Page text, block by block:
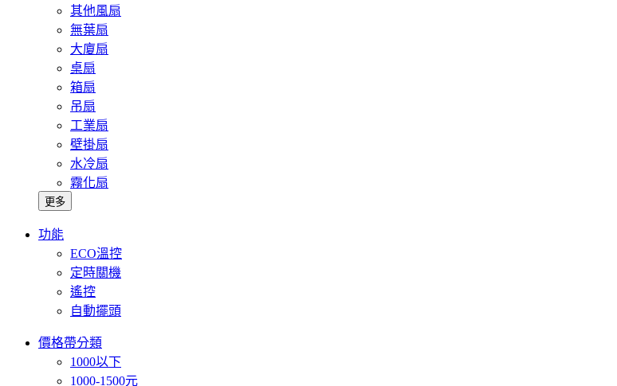
其他風扇
無葉扇
大廈扇
桌扇
箱扇
吊扇
工業扇
壁掛扇
水冷扇
霧化扇
更多
功能
ECO溫控
定時關機
遙控
自動擺頭
價格帶分類
1000以下
1000-1500元